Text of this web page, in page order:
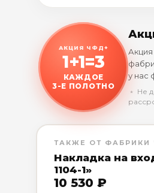
АКЦИЯ ЧФД+
1+1=3
КАЖДОЕ
3-Е ПОЛОТНО
у нас
﹡ Не
ТАКЖЕ ОТ ФАБРИКИ
Накладка на
1104-1»
10 530 ₽